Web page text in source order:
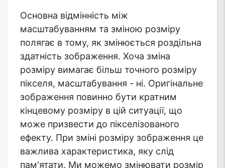
Основна відмінність між
масштабуванням та зміною розміру
полягає в тому, як змінюється роздільна
здатність зображення. Хоча зміна
розміру вимагає більш точного розміру
пікселя, масштабування - ні. Оригінальне
зображення повинно бути кратним
кінцевому розміру в цій ситуації, що
може призвести до пікселізованого
ефекту. При зміні розміру зображення це
важлива характеристика, яку слід
пам'ятати. Ми можемо змінювати розмір